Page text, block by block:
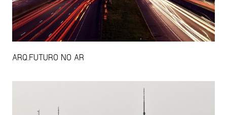
ARQ.FUTURO NO AR